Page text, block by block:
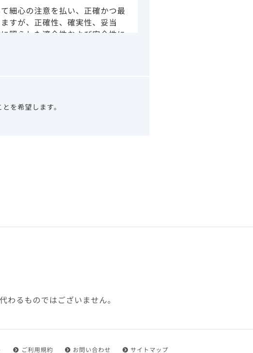
細心の注意を払い、正確かつ最
すが、正確性、確実性、妥当
照らした適合性および安全性に
たことより生じる損害について
が行なうべきアドバイスやサー
約（以下、「本規約」といいます）
適合していない場合や自らの機器の
とを予め了承するものとします。ま
、その都度速やかに本サイト内に設
を希望します。
るものではございません。
ご利用規約 お問い合わせ サイトマップ